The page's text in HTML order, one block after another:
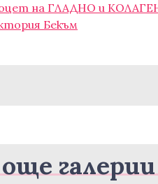
на ГЛАДНО и
Бекъм
галерии